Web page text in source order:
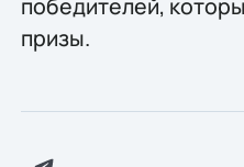
победителей,
призы.